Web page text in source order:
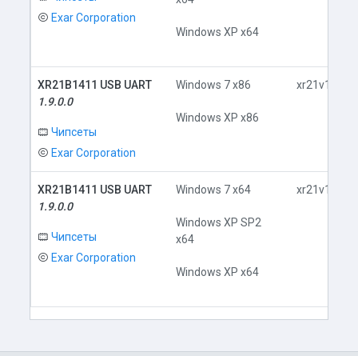
Exar Corporation
Windows XP x64
XR21B1411 USB UART
1.9.0.0
Чипсеты
Exar Corporation
Windows 7 x86
Windows XP x86
XR21B1411 USB UART
1.9.0.0
Чипсеты
Exar Corporation
Windows 7 x64
Windows XP SP2
x64
Windows XP x64